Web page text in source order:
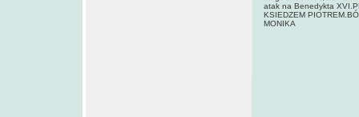
atak na Benedykta
KSIEDZEM
MONIKA